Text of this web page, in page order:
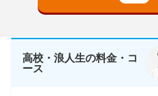
高校・浪人生の料金・コ
ース